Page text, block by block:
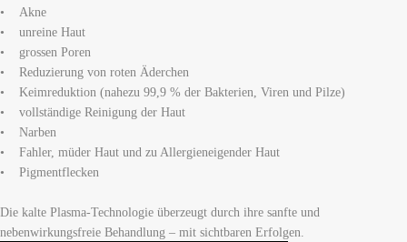
• Akne
• unreine Haut
• grossen Poren
• Reduzierung von roten Äderchen
• Keimreduktion (nahezu 99,9 % der Bakterien, Viren und Pilze)
• vollständige Reinigung der Haut
• Narben
• Fahler, müder Haut und zu Allergieneigender Haut
• Pigmentflecken
Die kalte Plasma-Technologie überzeugt durch ihre sanfte und
nebenwirkungsfreie Behandlung – mit sichtbaren Erfolgen.